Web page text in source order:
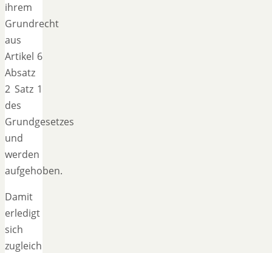
ihrem
Grundrecht
aus
Artikel 6
Absatz
2 Satz 1
des
Grundgesetzes
und
werden
aufgehoben.
Damit
erledigt
sich
zugleich